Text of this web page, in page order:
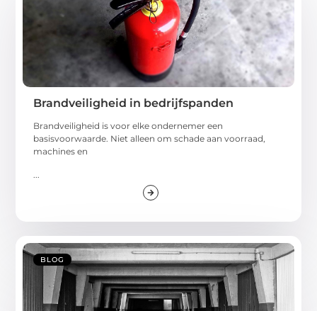
Brandveiligheid in bedrijfspanden
Brandveiligheid is voor elke ondernemer een
basisvoorwaarde. Niet alleen om schade aan voorraad,
machines en
BLOG